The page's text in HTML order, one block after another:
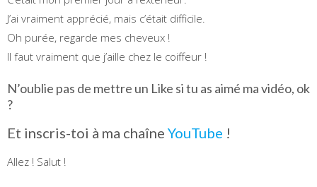
J’ai vraiment apprécié, mais c’était difficile.
Oh purée, regarde mes cheveux !
Il faut vraiment que j’aille chez le coiffeur !
N’oublie pas de mettre un Like si tu as aimé ma vidéo, ok
?
Et inscris-toi à ma chaîne YouTube !
Allez ! Salut !